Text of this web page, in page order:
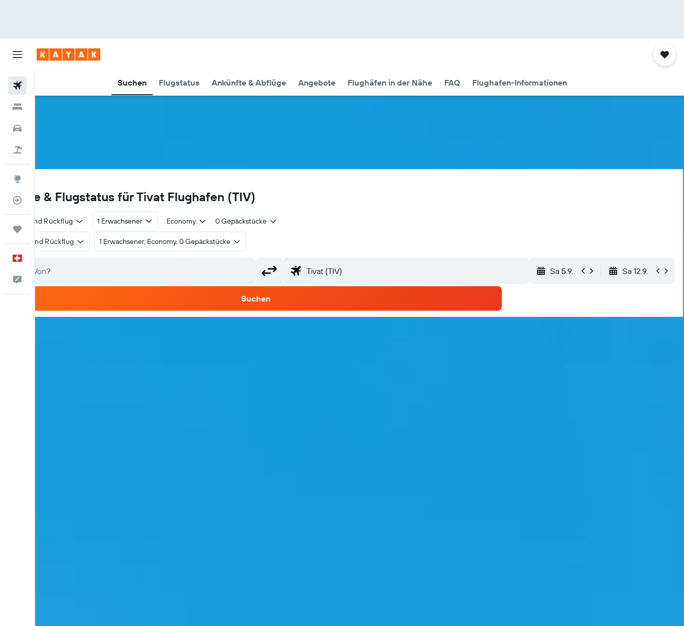
Suchen Flugstatus Ankünfte & Abflüge Angebote Flughäfen in der Nähe FAQ Flughafen-Informationen
Flugstatus
TIV
Flüge & Flugstatus für Tivat Flughafen (TIV)
Hin- und Rückflug 1 Erwachsener Economy 0 Gepäckstücke
Hin- und Rückflug 1 Erwachsener, Economy, 0 Gepäckstücke
Sa 5.9. Sa 12.9.
Suchen